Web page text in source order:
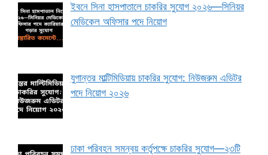
ইবনে সিনা হাসপাতালে চাকরির সুযোগ ২০২৬—সিনিয়র
মেডিকেল অফিসার পদে নিয়োগ
যুগান্তর মাল্টিমিডিয়ায় চাকরির সুযোগ: নিউজরুম এডিটর
পদে নিয়োগ ২০২৬
ঢাকা পরিবহন সমন্বয় কর্তৃপক্ষে চাকরির সুযোগ—২৩টি